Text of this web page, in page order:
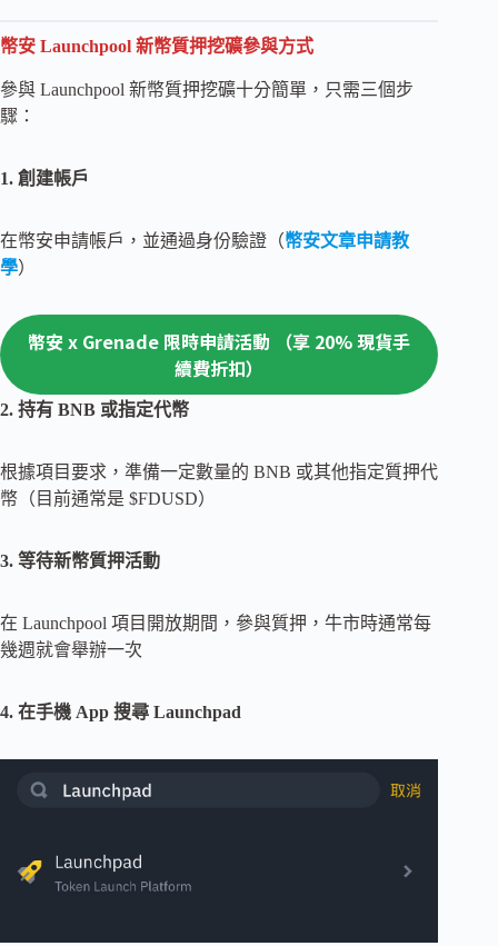
幣安 Launchpool 新幣質押挖礦參與方式
參與 Launchpool 新幣質押挖礦十分簡單，只需三個步
驟：
1. 創建帳戶
在幣安申請帳戶，並通過身份驗證（幣安文章申請教
學）
幣安 x Grenade 限時申請活動 （享 20% 現貨手
續費折扣）
2. 持有 BNB 或指定代幣
根據項目要求，準備一定數量的 BNB 或其他指定質押代
幣（目前通常是 $FDUSD）
3. 等待新幣質押活動
在 Launchpool 項目開放期間，參與質押，牛市時通常每
幾週就會舉辦一次
4. 在手機 App 搜尋 Launchpad